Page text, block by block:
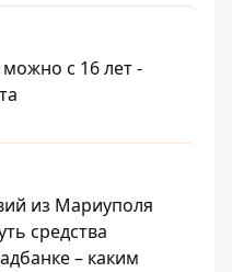
с 16 лет -
из Мариуполя
средства
– каким